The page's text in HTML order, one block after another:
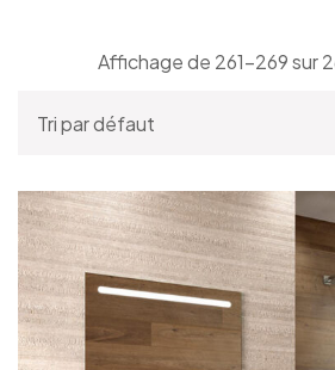
Affichage de 261–269 sur